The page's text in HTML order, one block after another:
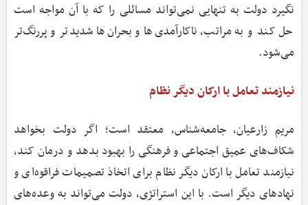
نگیرد دولت به تنهایی نمی‌تواند مسائلی را که با آن مواجه است
حل کند و به مراتب، ناکارآمدی‌ها و بحران‌ها شدیدتر و پررنگ‌تر
می‌شود.
نیازمند تعامل با ارکان دیگر نظام
مریم زارعیان، جامعه‌شناس، معتقد است؛ اگر دولت بخواهد
شکاف‌های عمیق اجتماعی و فرهنگی را بهبود بدهد و درمان کند،
نیازمند تعامل با ارکان دیگر نظام برای اتخاذ تصمیمات فراقوه‌ای و
نهادهای دیگر است. با این استراتژی، دولت می‌تواند به وعده‌های